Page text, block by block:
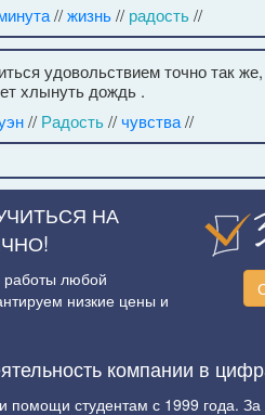
//жизнь// радость//
удовольствием точно так
хлынуть дождь .
// Радость//чувства//
НА
работы любой
низкие цены и
компании в
помощи студентам с 1999 года.